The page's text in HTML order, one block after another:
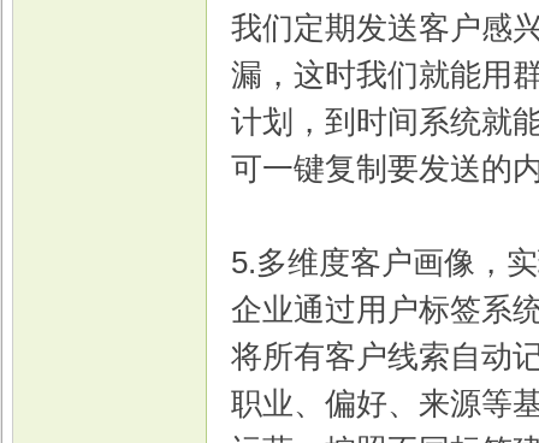
我们定期发送客户感
漏，这时我们就能用
计划，到时间系统就
可一键复制要发送的
5.多维度客户画像，
企业通过用户标签系
将所有客户线索自动
职业、偏好、来源等